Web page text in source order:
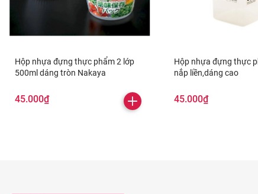
Hộp nhựa đựng thực phẩm 2 lớp
500ml dáng tròn Nakaya
45.000₫
Hộp nhựa đựng thực
nắp liền,dáng cao
45.000₫